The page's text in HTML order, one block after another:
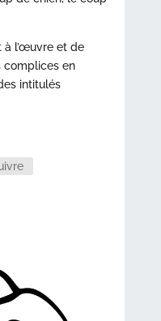
à l’œuvre et de
complices en
intitulés